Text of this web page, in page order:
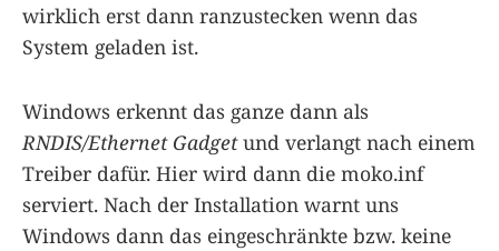
wirklich erst dann ranzustecken wenn das
System geladen ist.
Windows erkennt das ganze dann als
RNDIS/Ethernet Gadgetund verlangt nach einem
Treiber dafür. Hier wird dann die moko.inf
serviert. Nach der Installation warnt uns
Windows dann das eingeschränkte bzw. keine